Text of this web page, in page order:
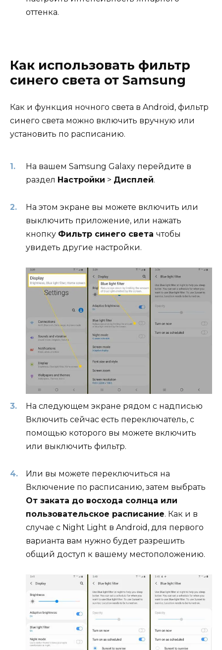
оттенка.
Как использовать фильтр
синего света от Samsung
Как и функция ночного света в Android, фильтр
синего света можно включить вручную или
установить по расписанию.
На вашем Samsung Galaxy перейдите в
раздел Настройки > Дисплей.
На этом экране вы можете включить или
выключить приложение, или нажать
кнопку Фильтр синего света чтобы
увидеть другие настройки.
На следующем экране рядом с надписью
Включить сейчас есть переключатель, с
помощью которого вы можете включить
или выключить фильтр.
Или вы можете переключиться на
Включение по расписанию, затем выбрать
От заката до восхода солнца или
пользовательское расписание. Как и в
случае с Night Light в Android, для первого
варианта вам нужно будет разрешить
общий доступ к вашему местоположению.